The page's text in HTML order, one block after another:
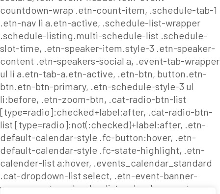
countdown-wrap .etn-count-item, .schedule-tab-1
.etn-nav li a.etn-active, .schedule-list-wrapper
.schedule-listing.multi-schedule-list .schedule-
slot-time, .etn-speaker-item.style-3 .etn-speaker-
content .etn-speakers-social a, .event-tab-wrapper
ul li a.etn-tab-a.etn-active, .etn-btn, button.etn-
btn.etn-btn-primary, .etn-schedule-style-3 ul
li:before, .etn-zoom-btn, .cat-radio-btn-list
[type=radio]:checked+label:after, .cat-radio-btn-
list [type=radio]:not(:checked)+label:after, .etn-
default-calendar-style .fc-button:hover, .etn-
default-calendar-style .fc-state-highlight, .etn-
calender-list a:hover, .events_calendar_standard
.cat-dropdown-list select, .etn-event-banner-
wrap, .events_calendar_list .calendar-event-